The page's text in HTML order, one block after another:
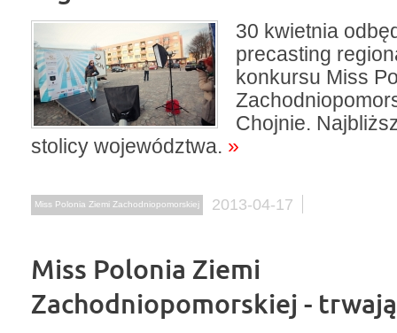
30 kwietnia
precasting
konkursu Miss
Chojnie.
stolicy województwa. »
Miss Polonia Ziemi Zachodniopomorskiej 2013-04-17
Miss Polonia Ziemi
Zachodniopomorskiej -